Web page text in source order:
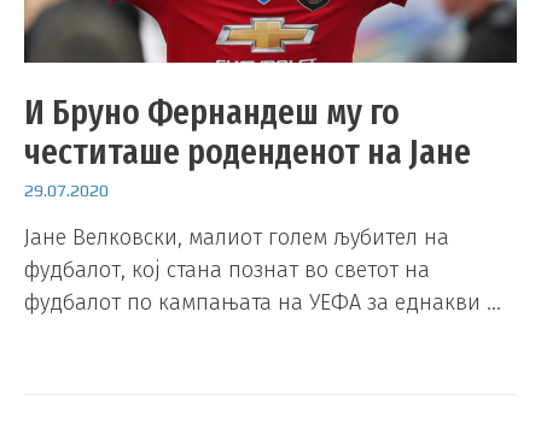
И Бруно Фернандеш му го
честиташе роденденот на Јане
29.07.2020
Јане Велковски, малиот голем љубител на
фудбалот, кој стана познат во светот на
фудбалот по кампањата на УЕФА за еднакви …